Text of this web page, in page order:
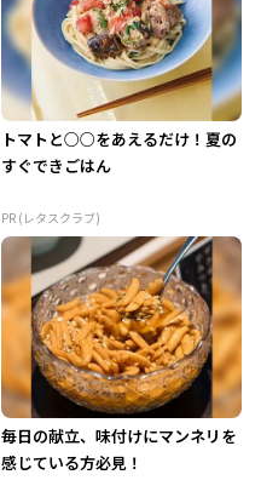
トマトと○○をあえるだけ！夏の
すぐできごはん
PR (レタスクラブ)
毎日の献立、味付けにマンネリを
感じている方必見！